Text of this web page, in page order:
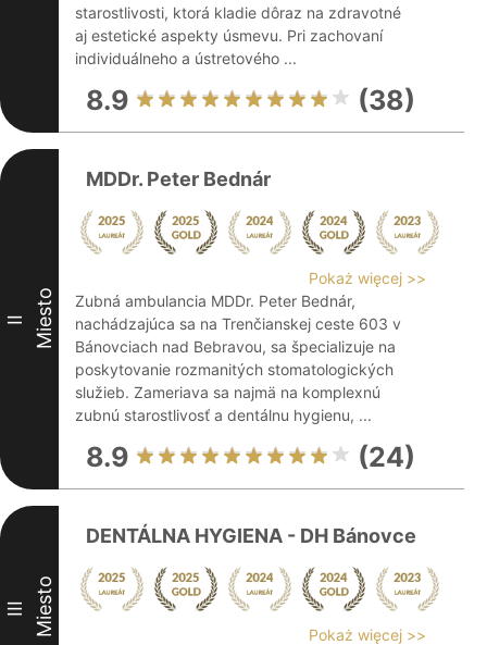
starostlivosti, ktorá kladie dôraz na zdravotné
aj estetické aspekty úsmevu. Pri zachovaní
individuálneho a ústretového ...
8.9 (38)
II Miesto
MDDr. Peter Bednár
Pokaż więcej >>
Zubná ambulancia MDDr. Peter Bednár,
nachádzajúca sa na Trenčianskej ceste 603 v
Bánovciach nad Bebravou, sa špecializuje na
poskytovanie rozmanitých stomatologických
služieb. Zameriava sa najmä na komplexnú
zubnú starostlivosť a dentálnu hygienu, ...
8.9 (24)
III Miesto
DENTÁLNA HYGIENA - DH Bánovce
Pokaż więcej >>